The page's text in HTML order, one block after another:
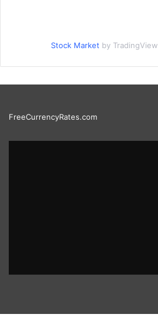
Stock Market by TradingView
FreeCurrencyRates.com